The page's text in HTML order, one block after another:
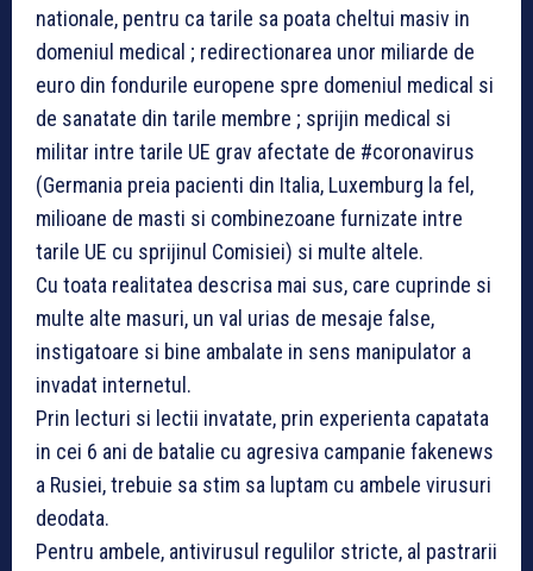
nationale, pentru ca tarile sa poata cheltui masiv in
domeniul medical ; redirectionarea unor miliarde de
euro din fondurile europene spre domeniul medical si
de sanatate din tarile membre ; sprijin medical si
militar intre tarile UE grav afectate de #coronavirus
(Germania preia pacienti din Italia, Luxemburg la fel,
milioane de masti si combinezoane furnizate intre
tarile UE cu sprijinul Comisiei) si multe altele.
Cu toata realitatea descrisa mai sus, care cuprinde si
multe alte masuri, un val urias de mesaje false,
instigatoare si bine ambalate in sens manipulator a
invadat internetul.
Prin lecturi si lectii invatate, prin experienta capatata
in cei 6 ani de batalie cu agresiva campanie fakenews
a Rusiei, trebuie sa stim sa luptam cu ambele virusuri
deodata.
Pentru ambele, antivirusul regulilor stricte, al pastrarii